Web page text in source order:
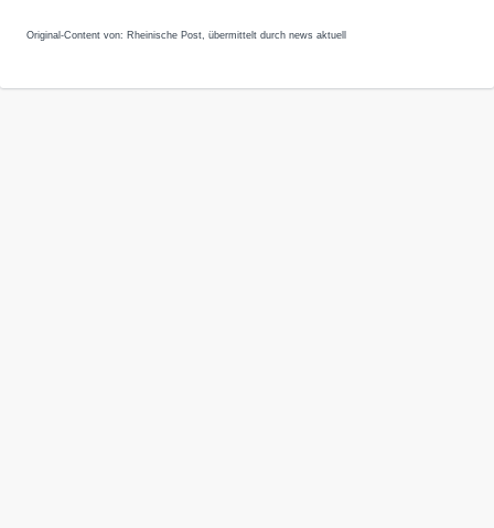
Original-Content von: Rheinische Post, übermittelt durch news aktuell